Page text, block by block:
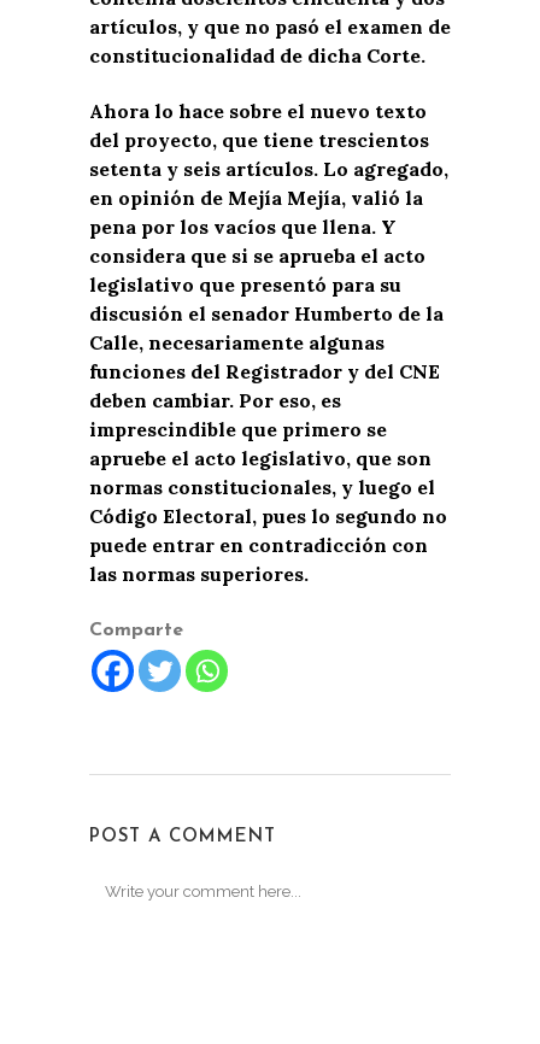
artículos, y que no pasó el examen de
constitucionalidad de dicha Corte.
Ahora lo hace sobre el nuevo texto
del proyecto, que tiene trescientos
setenta y seis artículos. Lo agregado,
en opinión de Mejía Mejía, valió la
pena por los vacíos que llena. Y
considera que si se aprueba el acto
legislativo que presentó para su
discusión el senador Humberto de la
Calle, necesariamente algunas
funciones del Registrador y del CNE
deben cambiar. Por eso, es
imprescindible que primero se
apruebe el acto legislativo, que son
normas constitucionales, y luego el
Código Electoral, pues lo segundo no
puede entrar en contradicción con
las normas superiores.
Comparte
POST A COMMENT